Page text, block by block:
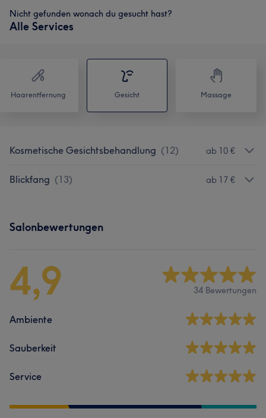
Nicht gefunden wonach du gesucht hast?
Alle Services
Haarentfernung Gesicht Massage
Kosmetische Gesichtsbehandlung (12) ab 10 €
Blickfang (13) ab 17 €
Salonbewertungen
4,9 34 Bewertungen
Ambiente
Sauberkeit
Service